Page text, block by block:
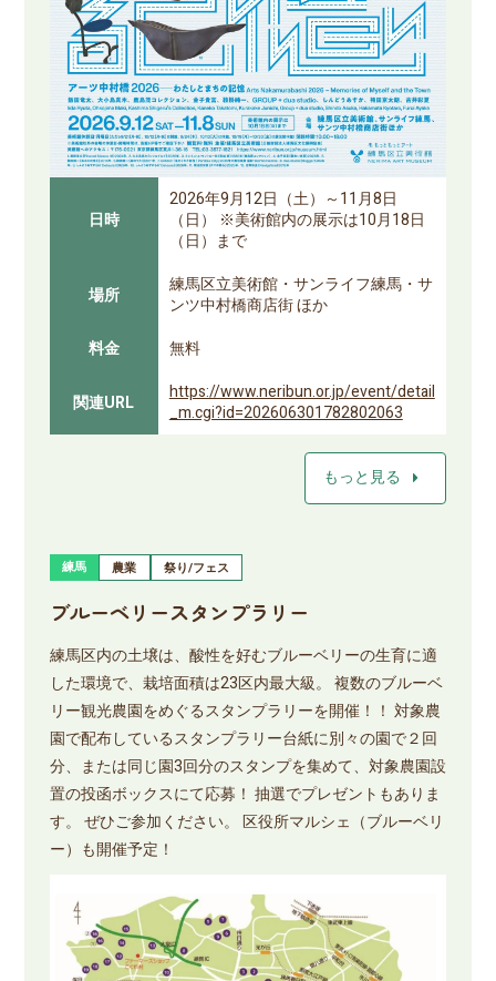
日時
2026年9月12日（土）～11月8日
（日） ※美術館内の展示は10月18日
（日）まで
場所
練馬区立美術館・サンライフ練馬・サ
ンツ中村橋商店街 ほか
料金
無料
関連URL
https://www.neribun.or.jp/event/detail
_m.cgi?id=202606301782802063
もっと見る arrow_right
練馬 農業 祭り/フェス
ブルーベリースタンプラリー
練馬区内の土壌は、酸性を好むブルーベリーの生育に適
した環境で、栽培面積は23区内最大級。 複数のブルーベ
リー観光農園をめぐるスタンプラリーを開催！！ 対象農
園で配布しているスタンプラリー台紙に別々の園で２回
分、または同じ園3回分のスタンプを集めて、対象農園設
置の投函ボックスにて応募！ 抽選でプレゼントもありま
す。 ぜひご参加ください。 区役所マルシェ（ブルーベリ
ー）も開催予定！